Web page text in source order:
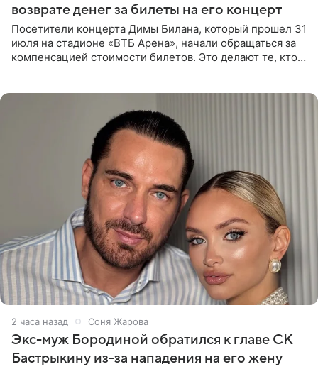
возврате денег за билеты на его концерт
Посетители концерта Димы Билана, который прошел 31
июля на стадионе «ВТБ Арена», начали обращаться за
компенсацией стоимости билетов. Это делают те, кто
2 часа назад Соня Жарова
Экс-муж Бородиной обратился к главе СК
Бастрыкину из-за нападения на его жену